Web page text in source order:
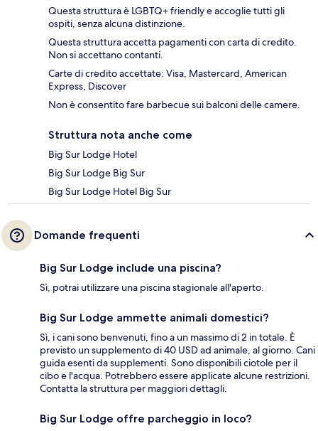
Questa struttura è LGBTQ+ friendly e accoglie tutti gli
ospiti, senza alcuna distinzione.
Questa struttura accetta pagamenti con carta di credito.
Non si accettano contanti.
Carte di credito accettate: Visa, Mastercard, American
Express, Discover
Non è consentito fare barbecue sui balconi delle camere.
Struttura nota anche come
Big Sur Lodge Hotel
Big Sur Lodge Big Sur
Big Sur Lodge Hotel Big Sur
Domande frequenti
Big Sur Lodge include una piscina?
Sì, potrai utilizzare una piscina stagionale all'aperto.
Big Sur Lodge ammette animali domestici?
Sì, i cani sono benvenuti, fino a un massimo di 2 in totale. È
previsto un supplemento di 40 USD ad animale, al giorno. Cani
guida esenti da supplementi. Sono disponibili ciotole per il
cibo e l'acqua. Potrebbero essere applicate alcune restrizioni.
Contatta la struttura per maggiori dettagli.
Big Sur Lodge offre parcheggio in loco?